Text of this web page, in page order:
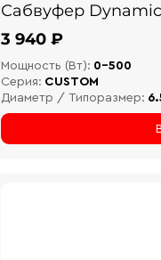
Сабвуфер Dynamic
3 940 ₽
Мощность (Вт): 0-500
Серия: CUSTOM
Диаметр / Типоразмер: